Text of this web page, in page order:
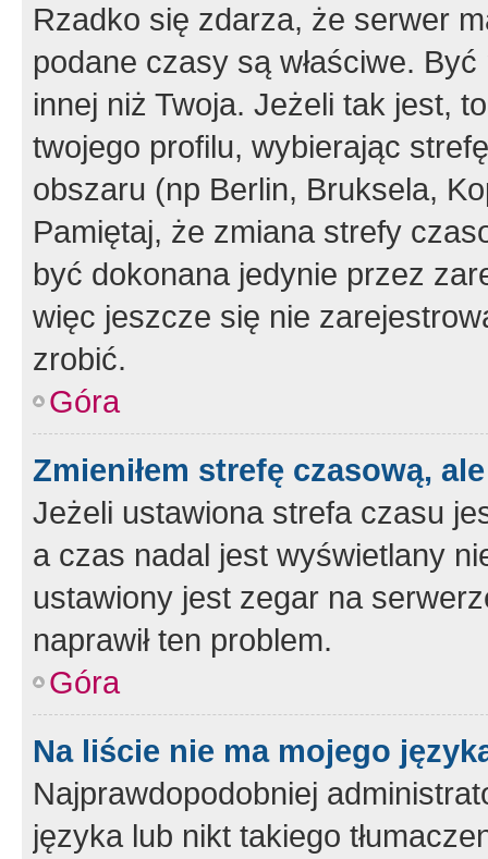
Rzadko się zdarza, że serwer
podane czasy są właściwe.
innej niż Twoja. Jeżeli tak jest,
twojego profilu, wybierając
obszaru (np Berlin, Bruksela,
Pamiętaj, że zmiana strefy
być dokonana jedynie przez
więc jeszcze się nie
zrobić.
Góra
Zmieniłem strefę czasową,
Jeżeli ustawiona strefa czasu
a czas nadal jest wyświetlany
ustawiony jest zegar na
naprawił ten problem.
Góra
Na liście nie ma mojego
Najprawdopodobniej
języka lub nikt takiego